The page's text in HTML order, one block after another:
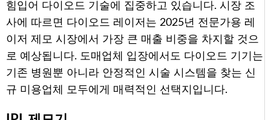
힘입어 다이오드 기술에 집중하고 있습니다. 시장 조
사에 따르면 다이오드 레이저는 2025년 전문가용 레
이저 제모 시장에서 가장 큰 매출 비중을 차지할 것으
로 예상됩니다. 도매업체 입장에서도 다이오드 기기는
기존 병원뿐 아니라 안정적인 시술 시스템을 찾는 신
규 미용업체 모두에게 매력적인 선택지입니다.